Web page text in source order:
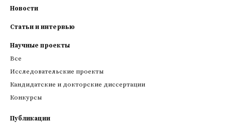
Новости
Статьи и интервью
Научные проекты
Все
Исследовательские проекты
Кандидатские и докторские диссертации
Конкурсы
Публикации